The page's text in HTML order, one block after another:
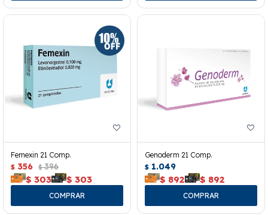
Femexin 21 Comp.
$ 356 $ 396
$ 303 $ 303
Genoderm 21 Comp.
$ 1.049
$ 892 $ 892